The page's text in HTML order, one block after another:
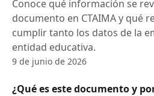
Conoce qué información se
documento en CTAIMA y qué
cumplir tanto los datos de la
entidad educativa.
9 de junio de 2026
¿Qué es este documento y